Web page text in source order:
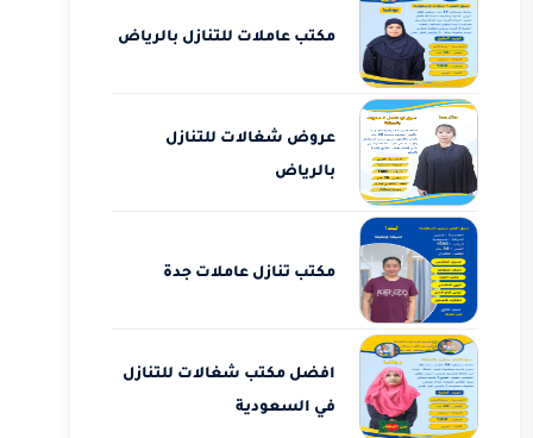
مكتب عاملات للتنازل بالرياض
عروض شغالات للتنازل
بالرياض
مكتب تنازل عاملات جدة
افضل مكتب شغالات للتنازل
في السعودية